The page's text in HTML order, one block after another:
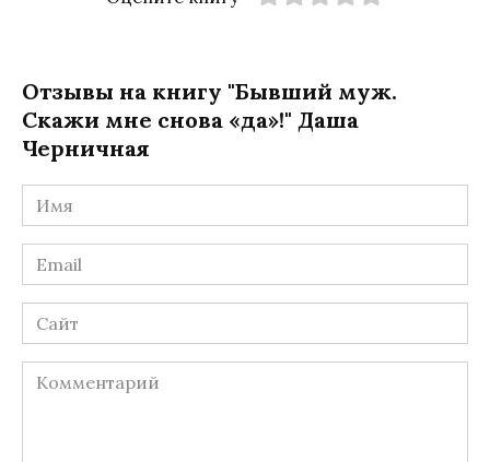
Отзывы на книгу "Бывший муж.
Скажи мне снова «да»!" Даша
Черничная
Имя
*
Email
*
Сайт
Комментарий